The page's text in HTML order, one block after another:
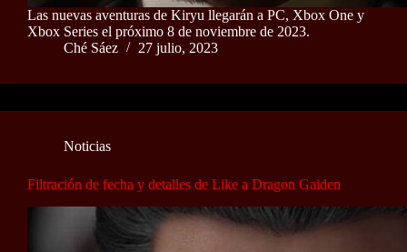
Las nuevas aventuras de Kiryu llegarán a PC, Xbox One y
Xbox Series el próximo 8 de noviembre de 2023.
Ché Sáez
27 julio, 2023
Noticias
Filtración de fecha y detalles de Like a Dragon Gaiden